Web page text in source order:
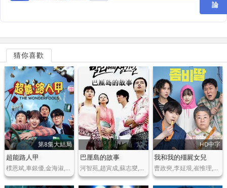
論
猜你喜歡
第8集大結局
超能路人甲
樸恩斌,車銀優,金海淑,孫賢周,林成宰,崔大勳,裴奈拏
巴厘島的故事
河智苑,趙寅成,蘇志燮,樸藝珍,申伊,金日祐,金守美,金仁太,金承裕
HD中字
我和我的殭屍女兒
曹政奭,李姃垠,崔惟理,曹汝貞,尹敬浩